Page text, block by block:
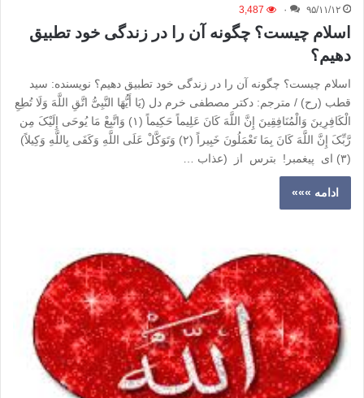
۹۵/۱۱/۱۲ ۰ 3,487
اسلام چیست؟ چگونه آن را در زندگی خود تطبیق
دهیم؟
اسلام چیست؟ چگونه آن را در زندگی خود تطبیق دهیم؟ نویسنده: سید
قطب (رح) / مترجم: دکتر مصطفی خرم دل (یَا أَیُّهَا النَّبِیُّ اتَّقِ اللَّهَ وَلَا تُطِعِ
الْکَافِرِینَ وَالْمُنَافِقِینَ إِنَّ اللَّهَ کَانَ عَلِیماً حَکِیماً (۱) وَاتَّبِعْ مَا یُوحَى إِلَیْکَ مِن
رَّبِّکَ إِنَّ اللَّهَ کَانَ بِمَا تَعْمَلُونَ خَبِیراً (۲) وَتَوَکَّلْ عَلَى اللَّهِ وَکَفَى بِاللَّهِ وَکِیلاً)
(۳) ای پیغمبر! بترس از (‌عذاب …
ادامه »»»